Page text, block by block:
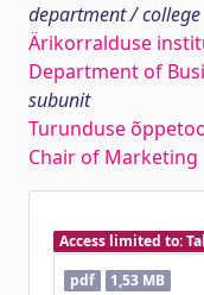
department / college
Ärikorralduse
Department of
subunit
Turunduse
Chair of Marketing
Access limited to:
pdf
1,53 MB